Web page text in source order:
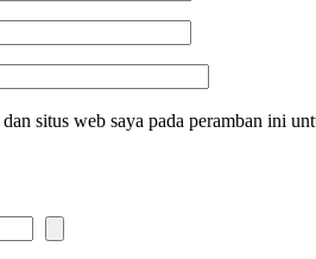
situs web saya pada peramban ini